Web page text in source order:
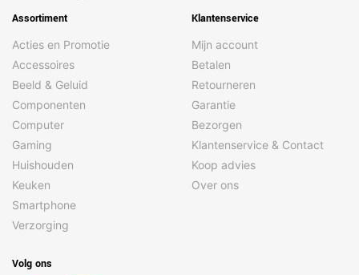
Assortiment
Acties en Promotie
Accessoires
Beeld & Geluid
Componenten
Computer
Gaming
Huishouden
Keuken
Smartphone
Verzorging
Klantenservice
Mijn account
Betalen
Retourneren
Garantie
Bezorgen
Klantenservice & Contact
Koop advies
Over ons
Volg ons